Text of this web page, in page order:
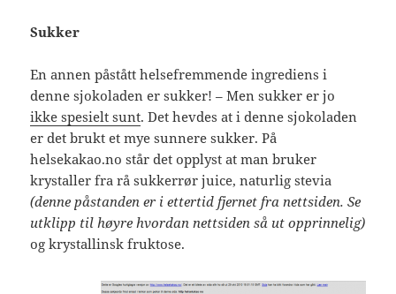
Sukker
En annen påstått helsefremmende ingrediens i
denne sjokoladen er sukker! – Men sukker er jo
ikke spesielt sunt. Det hevdes at i denne sjokoladen
er det brukt et mye sunnere sukker. På
helsekakao.no står det opplyst at man bruker
krystaller fra rå sukkerrør juice, naturlig stevia
(denne påstanden er i ettertid fjernet fra nettsiden. Se
utklipp til høyre hvordan nettsiden så ut opprinnelig)
og krystallinsk fruktose.